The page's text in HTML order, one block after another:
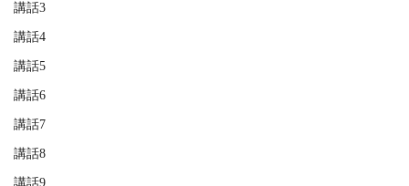
講話3
講話4
講話5
講話6
講話7
講話8
講話9